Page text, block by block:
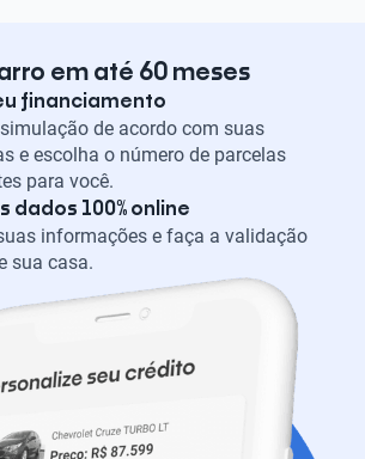
em até 60 meses
financiamento
de acordo com suas
e escolha o número de parcelas
para você.
dados 100% online
informações e faça a validação
sua casa.